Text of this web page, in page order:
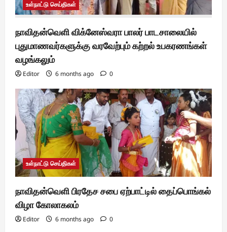
உள்நாட்டு செய்திகள்
நாவிதன்வெளி விக்னேஸ்வரா பாலர் பாடசாலையில்
புதுமாணவர்களுக்கு வரவேற்பும் கற்றல் உபகரணங்கள்
வழங்கலும்
Editor 6 months ago 0
உள்நாட்டு செய்திகள்
நாவிதன்வெளி பிரதேச சபை ஏற்பாட்டில் தைப்பொங்கல்
விழா கோலாகலம்
Editor 6 months ago 0